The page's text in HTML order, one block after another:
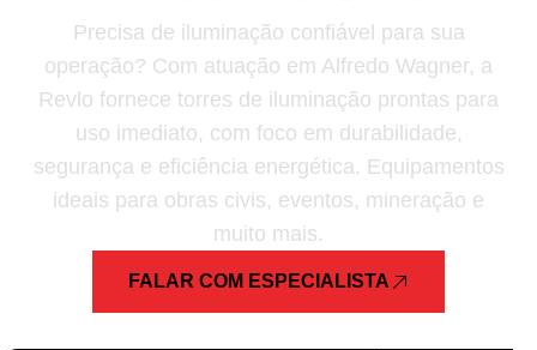
Precisa de iluminação confiável para sua
operação? Com atuação em Alfredo Wagner, a
Revlo fornece torres de iluminação prontas para
uso imediato, com foco em durabilidade,
segurança e eficiência energética. Equipamentos
ideais para obras civis, eventos, mineração e
muito mais.
FALAR COM ESPECIALISTA